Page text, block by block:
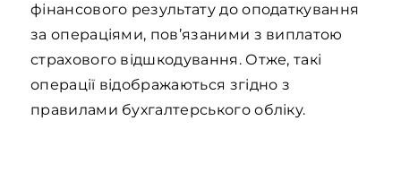
фінансового результату до оподаткування
за операціями, пов’язаними з виплатою
страхового відшкодування. Отже, такі
операції відображаються згідно з
правилами бухгалтерського обліку.